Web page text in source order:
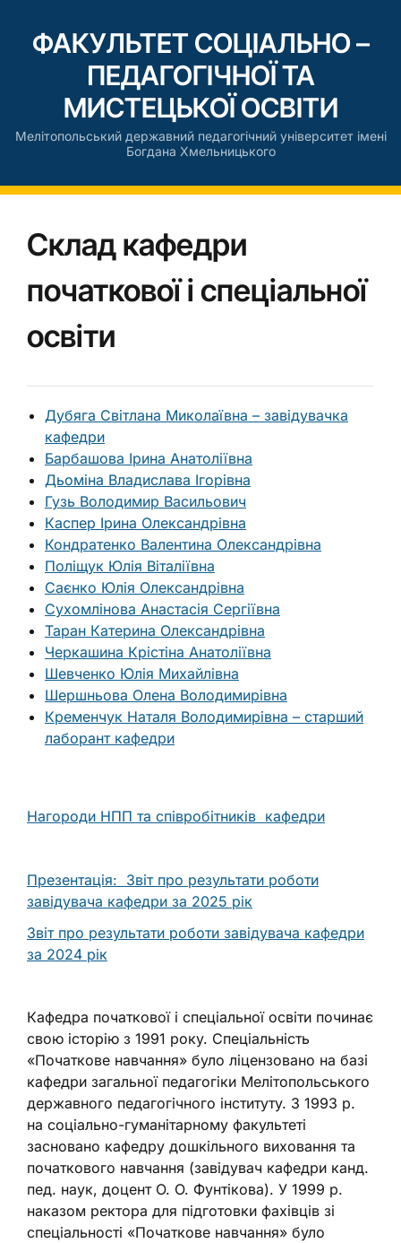
ФАКУЛЬТЕТ СОЦІАЛЬНО –
ПЕДАГОГІЧНОЇ ТА
МИСТЕЦЬКОЇ ОСВІТИ
Мелітопольський державний педагогічний університет імені
Богдана Хмельницького
Склад кафедри
початкової і спеціальної
освіти
Дубяга Світлана Миколаївна – завідувачка
кафедри
Барбашова Ірина Анатоліївна
Дьоміна Владислава Ігорівна
Гузь Володимир Васильович
Каспер Ірина Олександрівна
Кондратенко Валентина Олександрівна
Поліщук Юлія Віталіївна
Саєнко Юлія Олександрівна
Сухомлінова Анастасія Сергіївна
Таран Катерина Олександрівна
Черкашина Крістіна Анатоліївна
Шевченко Юлія Михайлівна
Шершньова Олена Володимирівна
Кременчук Наталя Володимирівна – старший
лаборант кафедри
Нагороди НПП та співробітників кафедри
Презентація: Звіт про результати роботи
завідувача кафедри за 2025 рік
Звіт про результати роботи завідувача кафедри
за 2024 рік
Кафедра початкової і спеціальної освіти починає
свою історію з 1991 року. Спеціальність
«Початкове навчання» було ліцензовано на базі
кафедри загальної педагогіки Мелітопольського
державного педагогічного інституту. З 1993 р.
на соціально-гуманітарному факультеті
засновано кафедру дошкільного виховання та
початкового навчання (завідувач кафедри канд.
пед. наук, доцент О. О. Фунтікова). У 1999 р.
наказом ректора для підготовки фахівців зі
спеціальності «Початкове навчання» було